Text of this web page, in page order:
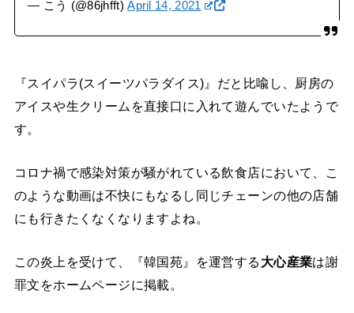
— こう (@86jhfft)April 14, 2021
『スイパラ(スイーツパラダイス)』だと比喩し、厨房の
アイスや生クリームを直接口に入れて遊んでいたようで
す。
コロナ禍で感染対策が騒がれている飲食店において、こ
のような動画は不快にもなるし同じチェーンの他の店舗
にも行きたくなくなりますよね。
この炎上を受けて、『韓国苑』を運営する 大心産業は謝
罪文をホームページに掲載。